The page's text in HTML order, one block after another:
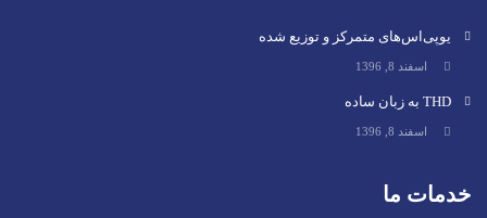
یوپی‌اس‌های متمرکز و توزیع شده
اسفند 8, 1396
THD به زبان ساده
اسفند 8, 1396
خدمات ما